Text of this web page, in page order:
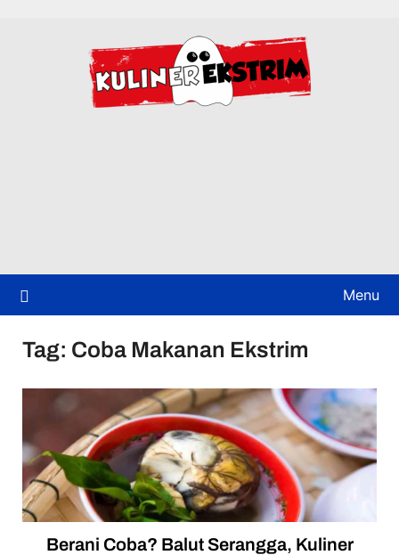
Menu
Tag: Coba Makanan Ekstrim
Berani Coba? Balut Serangga, Kuliner